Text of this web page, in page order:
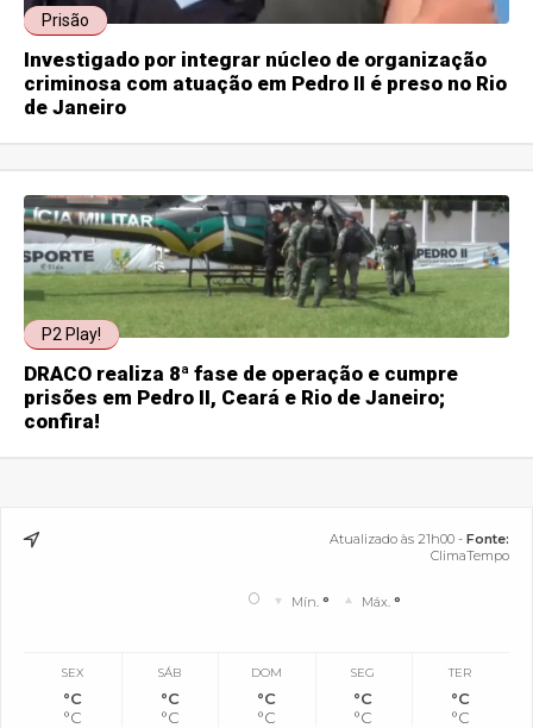
Prisão
Investigado por integrar núcleo de organização
criminosa com atuação em Pedro II é preso no Rio
de Janeiro
P2 Play!
DRACO realiza 8ª fase de operação e cumpre
prisões em Pedro II, Ceará e Rio de Janeiro;
confira!
Atualizado às 21h00 - Fonte:
ClimaTempo
° Mín.° Máx.°
SEX
°C
°C
SÁB
°C
°C
DOM
°C
°C
SEG
°C
°C
TER
°C
°C